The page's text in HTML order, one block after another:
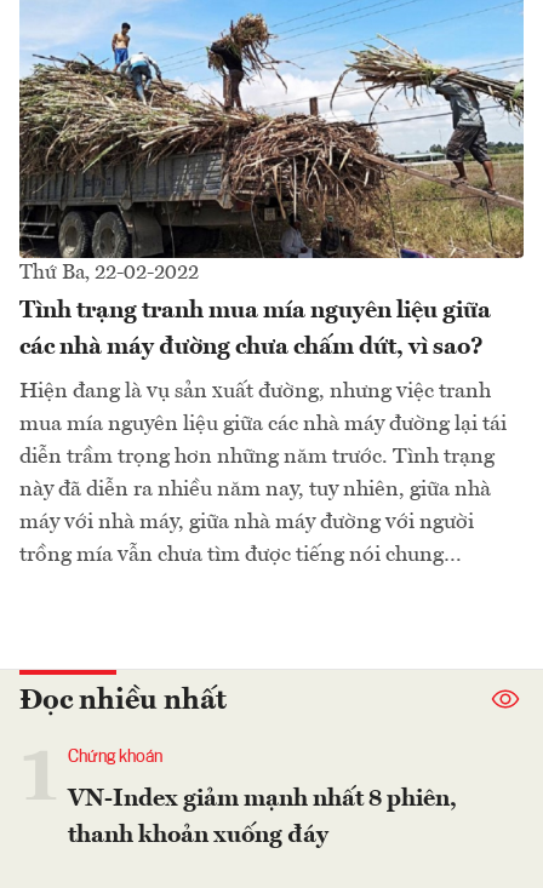
Thứ Ba, 22-02-2022
Tình trạng tranh mua mía nguyên liệu giữa
các nhà máy đường chưa chấm dứt, vì sao?
Hiện đang là vụ sản xuất đường, nhưng việc tranh
mua mía nguyên liệu giữa các nhà máy đường lại tái
diễn trầm trọng hơn những năm trước. Tình trạng
này đã diễn ra nhiều năm nay, tuy nhiên, giữa nhà
máy với nhà máy, giữa nhà máy đường với người
trồng mía vẫn chưa tìm được tiếng nói chung…
Đọc nhiều nhất
Chứng khoán
VN-Index giảm mạnh nhất 8 phiên,
thanh khoản xuống đáy